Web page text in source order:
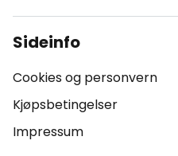
Sideinfo
Cookies og personvern
Kjøpsbetingelser
Impressum